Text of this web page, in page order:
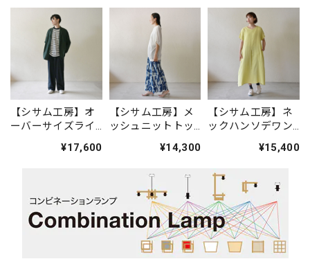
【シサム工房】オ
ーバーサイズライ
クグリーン)¥17,600
【シサム工房】メ
ッシュニットトッ
¥14,300
【シサム工房】ネ
ックハンソデワン
¥15,400